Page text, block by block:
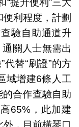
“提升便利”三大
利程度，計劃
驗自助通道升
關人士無需出
替“刷證”的方
域增建6條人工
的合作查驗自助
65%，此加建
，目前橫琴口